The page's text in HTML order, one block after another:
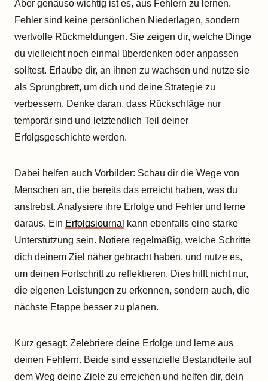
Aber genauso wichtig ist es, aus Fehlern zu lernen.
Fehler sind keine persönlichen Niederlagen, sondern
wertvolle Rückmeldungen. Sie zeigen dir, welche Dinge
du vielleicht noch einmal überdenken oder anpassen
solltest. Erlaube dir, an ihnen zu wachsen und nutze sie
als Sprungbrett, um dich und deine Strategie zu
verbessern. Denke daran, dass Rückschläge nur
temporär sind und letztendlich Teil deiner
Erfolgsgeschichte werden.
Dabei helfen auch Vorbilder: Schau dir die Wege von
Menschen an, die bereits das erreicht haben, was du
anstrebst. Analysiere ihre Erfolge und Fehler und lerne
daraus. Ein Erfolgsjournal kann ebenfalls eine starke
Unterstützung sein. Notiere regelmäßig, welche Schritte
dich deinem Ziel näher gebracht haben, und nutze es,
um deinen Fortschritt zu reflektieren. Dies hilft nicht nur,
die eigenen Leistungen zu erkennen, sondern auch, die
nächste Etappe besser zu planen.
Kurz gesagt: Zelebriere deine Erfolge und lerne aus
deinen Fehlern. Beide sind essenzielle Bestandteile auf
dem Weg deine Ziele zu erreichen und helfen dir, dein